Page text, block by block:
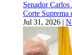
Senador
Corte Suprema
Jul 31, 2026 |